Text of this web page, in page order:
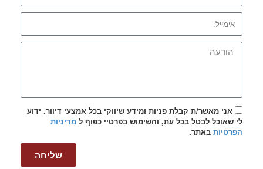
אני מאשר/ת קבלת פניות ומידע שיווקי בכל אמצעי דיוור. ידוע
לי שאוכל לבטל בכל עת, והשימוש בפרטיי כפוף ל מדיניות
הפרטיות באתר.
שליחה